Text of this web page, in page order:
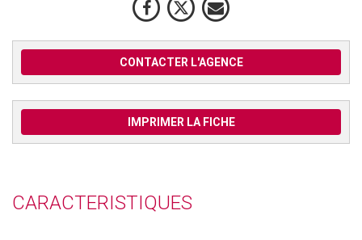
CONTACTER L'AGENCE
IMPRIMER LA FICHE
CARACTERISTIQUES